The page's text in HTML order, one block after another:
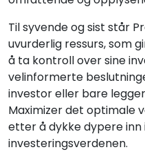
Til syvende og sist står
uvurderlig ressurs, som
å ta kontroll over sine
velinformerte
investor eller bare
Maximizer det optimale
etter å dykke dypere inn
investeringsverdenen.